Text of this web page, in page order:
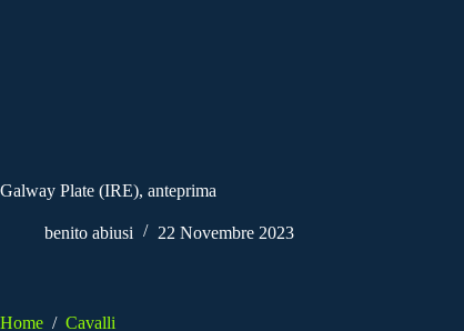
Galway Plate (IRE), anteprima
benito abiusi 22 Novembre 2023
Home / Cavalli